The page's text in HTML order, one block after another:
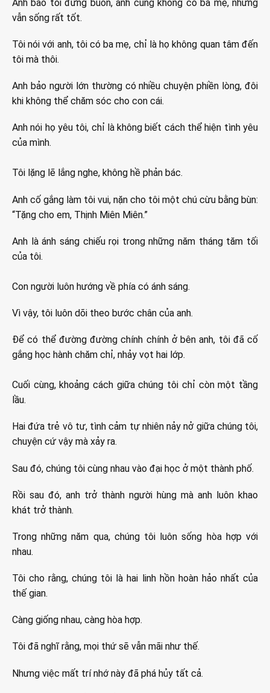
Anh bảo tôi đừng buồn, anh cũng không có ba mẹ, nhưng
vẫn sống rất tốt.
Tôi nói với anh, tôi có ba mẹ, chỉ là họ không quan tâm đến
tôi mà thôi.
Anh bảo người lớn thường có nhiều chuyện phiền lòng, đôi
khi không thể chăm sóc cho con cái.
Anh nói họ yêu tôi, chỉ là không biết cách thể hiện tình yêu
của mình.
Tôi lặng lẽ lắng nghe, không hề phản bác.
Anh cố gắng làm tôi vui, nặn cho tôi một chú cừu bằng bùn:
“Tặng cho em, Thịnh Miên Miên.”
Anh là ánh sáng chiếu rọi trong những năm tháng tăm tối
của tôi.
Con người luôn hướng về phía có ánh sáng.
Vì vậy, tôi luôn dõi theo bước chân của anh.
Để có thể đường đường chính chính ở bên anh, tôi đã cố
gắng học hành chăm chỉ, nhảy vọt hai lớp.
Cuối cùng, khoảng cách giữa chúng tôi chỉ còn một tầng
lầu.
Hai đứa trẻ vô tư, tình cảm tự nhiên nảy nở giữa chúng tôi,
chuyện cứ vậy mà xảy ra.
Sau đó, chúng tôi cùng nhau vào đại học ở một thành phố.
Rồi sau đó, anh trở thành người hùng mà anh luôn khao
khát trở thành.
Trong những năm qua, chúng tôi luôn sống hòa hợp với
nhau.
Tôi cho rằng, chúng tôi là hai linh hồn hoàn hảo nhất của
thế gian.
Càng giống nhau, càng hòa hợp.
Tôi đã nghĩ rằng, mọi thứ sẽ vẫn mãi như thế.
Nhưng việc mất trí nhớ này đã phá hủy tất cả.